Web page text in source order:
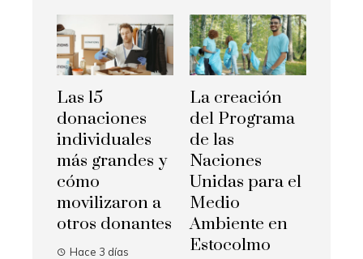
Las 15
donaciones
individuales
más grandes y
cómo
movilizaron a
otros donantes
Hace 3 días
La creación
del Programa
de las
Naciones
Unidas para el
Medio
Ambiente en
Estocolmo